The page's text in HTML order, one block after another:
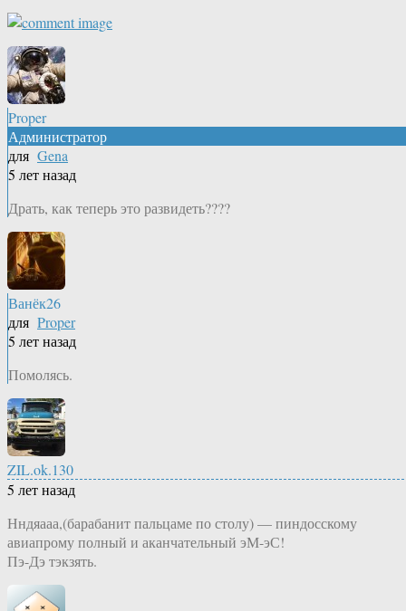
Proper
Администратор
для Gena
5 лет назад
Драть, как теперь это развидеть????
Ванёк26
для Proper
5 лет назад
Помолясь.
ZIL.ok.130
5 лет назад
Нндяааа,(барабанит пальцаме по столу) — пиндосскому
авиапрому полный и аканчательный эМ-эС!
Пэ-Дэ тэкзять.